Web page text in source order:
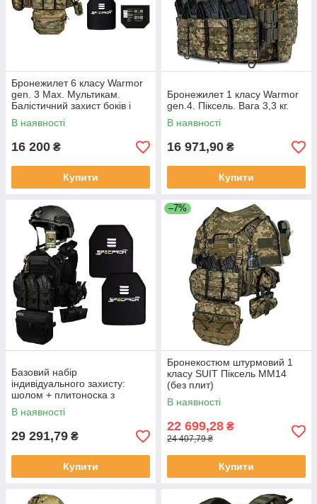
Бронежилет 6 класу Warmor
gen. 3 Max. Мультикам.
Балістичний захист боків і
паху.
В наявності
16 200 ₴
Купити
Бронежилет 1 класу Warmor
gen.4. Піксель. Вага 3,3 кг.
В наявності
16 971,90 ₴
Купити
Базовий набір
індивідуального захисту:
шолом + плитоноска з
набором підсумків +
комплект плит 6 кл. ДСТУ
В наявності
29 291,79 ₴
Купити
–7%
Бронекостюм штурмовий 1
класу SUIT Піксель ММ14
(без плит)
В наявності
22 699,28 ₴
24 407,79 ₴
Купити